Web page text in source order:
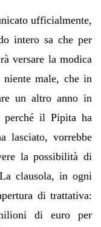
ufficialmente,
intero sa che per
versare la modica
male, che in
un altro anno in
perché il Pipita ha
lasciato, vorrebbe
la possibilità di
clausola, in ogni
di trattativa:
di euro per